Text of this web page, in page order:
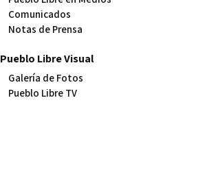
Comunicados
Notas de Prensa
Pueblo Libre Visual
Galería de Fotos
Pueblo Libre TV